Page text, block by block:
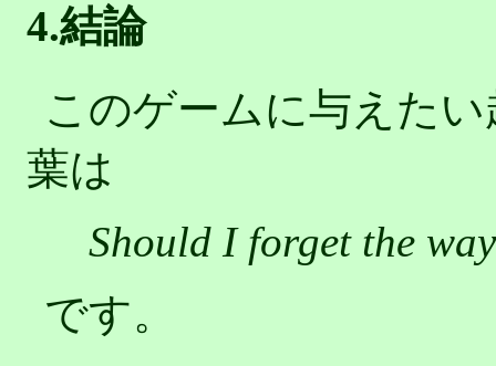
4.結論
このゲームに与えた
葉は
Should I forget the
です。